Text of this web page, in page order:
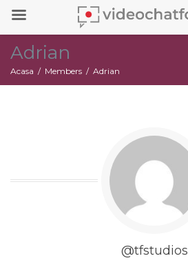
Adrian
Acasa Members Adrian
@tfstudios